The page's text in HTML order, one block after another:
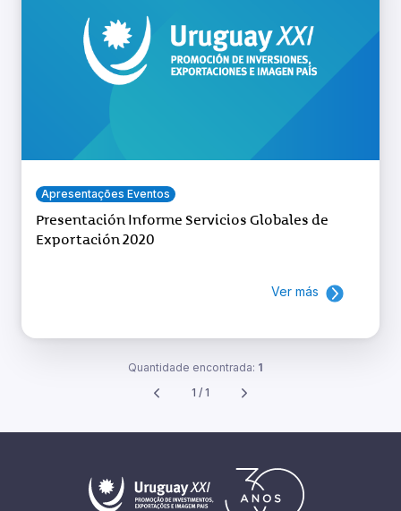
Apresentações Eventos
Presentación Informe Servicios Globales de
Exportación 2020
Ver más
Quantidade encontrada: 1
1 / 1